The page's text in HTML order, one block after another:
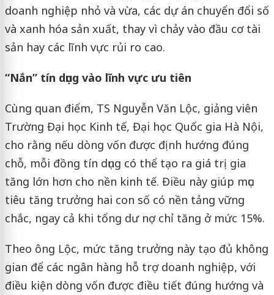
doanh nghiệp nhỏ và vừa, các dự án chuyển đổi số
và xanh hóa sản xuất, thay vì chảy vào đầu cơ tài
sản hay các lĩnh vực rủi ro cao.
“Nắn” tín dụng vào lĩnh vực ưu tiên
Cùng quan điểm, TS Nguyễn Văn Lộc, giảng viên
Trường Đại học Kinh tế, Đại học Quốc gia Hà Nội,
cho rằng nếu dòng vốn được định hướng đúng
chỗ, mỗi đồng tín dụng có thể tạo ra giá trị gia
tăng lớn hơn cho nền kinh tế. Điều này giúp mục
tiêu tăng trưởng hai con số có nền tảng vững
chắc, ngay cả khi tổng dư nợ chỉ tăng ở mức 15%.
Theo ông Lộc, mức tăng trưởng này tạo đủ không
gian để các ngân hàng hỗ trợ doanh nghiệp, với
điều kiện dòng vốn được điều tiết đúng hướng và